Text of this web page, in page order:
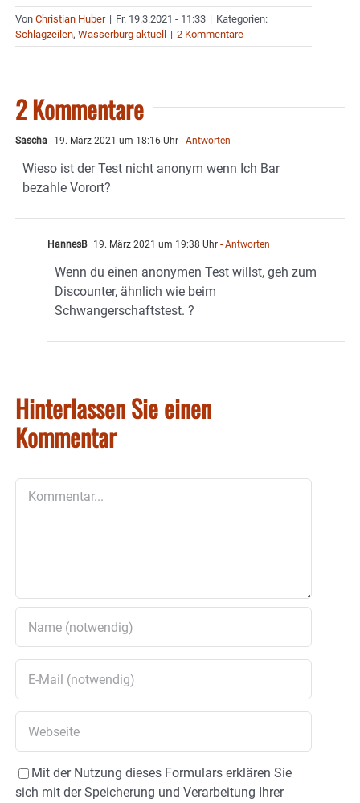
Von Christian Huber | Fr. 19.3.2021 - 11:33 | Kategorien:
Schlagzeilen, Wasserburg aktuell | 2 Kommentare
2 Kommentare
Sascha 19. März 2021 um 18:16 Uhr - Antworten
Wieso ist der Test nicht anonym wenn Ich Bar
bezahle Vorort?
HannesB 19. März 2021 um 19:38 Uhr - Antworten
Wenn du einen anonymen Test willst, geh zum
Discounter, ähnlich wie beim
Schwangerschaftstest. ?
Hinterlassen Sie einen
Kommentar
Mit der Nutzung dieses Formulars erklären Sie
sich mit der Speicherung und Verarbeitung Ihrer